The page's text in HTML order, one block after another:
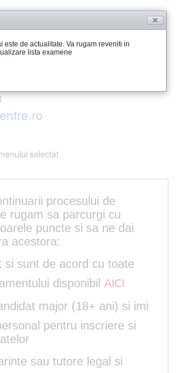
selectat
procesului de
rugam sa parcurgi cu
puncte si sa ne dai
acestora:
si sunt de acord cu toate
disponibil AICI
major (18+ ani) si imi
pentru inscriere si
sau tutore legal si
este de actualitate. Va rugam reveniti in
lista examene